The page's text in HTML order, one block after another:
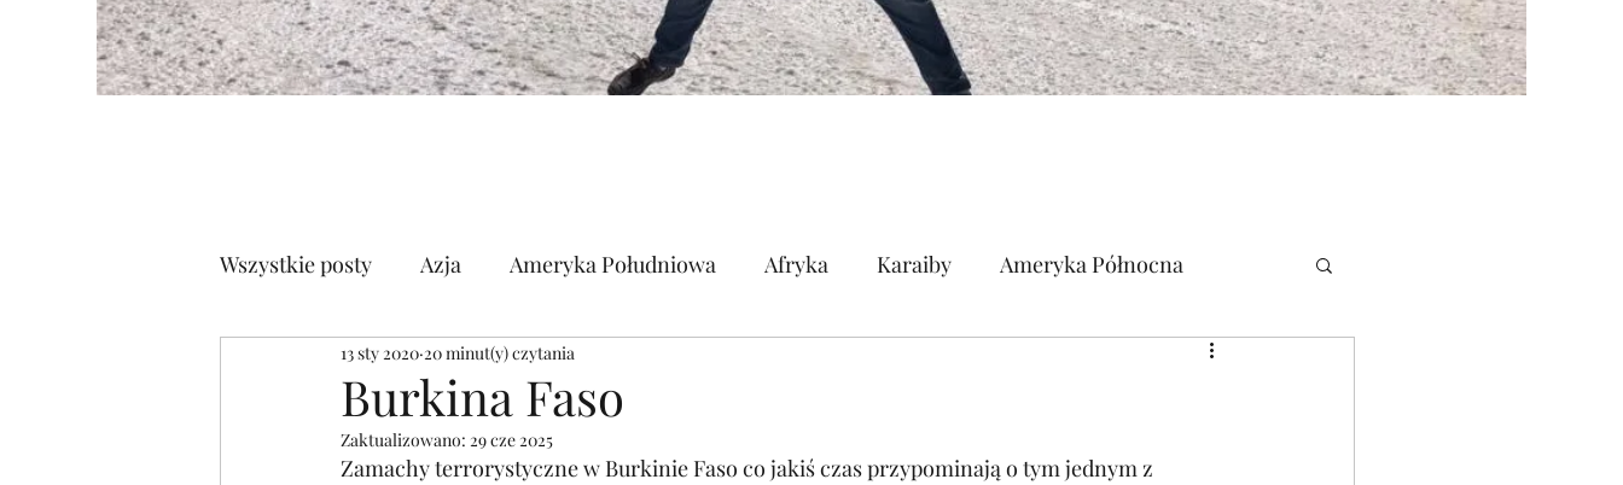
Wszystkie posty Azja Ameryka Południowa Afryka Karaiby Ameryka Północna
Półwysep Arabski Europa
Burkina Faso
13 sty 2020 20 minut(y) czytania
Zaktualizowano: 29 cze 2025
Zamachy terrorystyczne w Burkinie Faso co jakiś czas przypominają o tym jednym z